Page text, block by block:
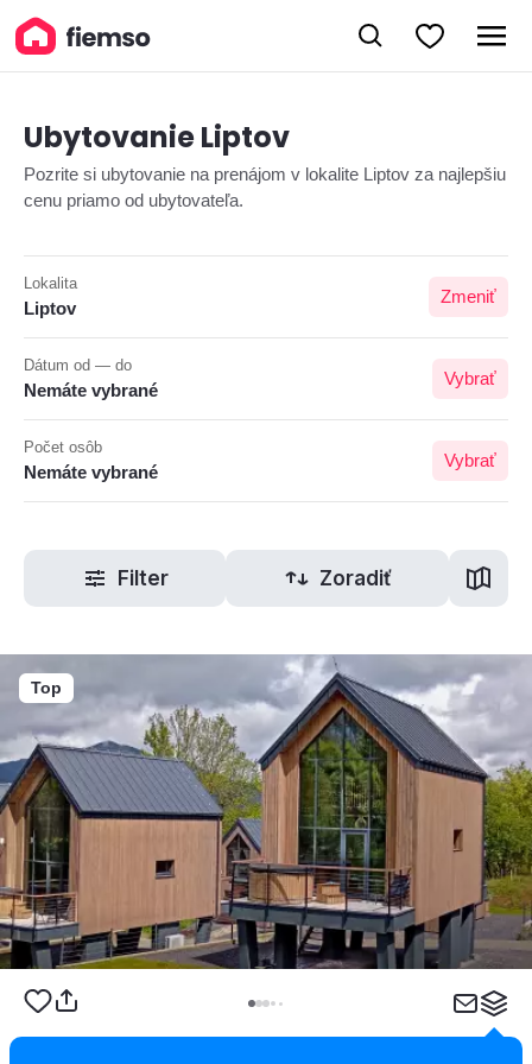
Ubytovanie Liptov
Pozrite si ubytovanie na prenájom v lokalite Liptov za najlepšiu
cenu priamo od ubytovateľa.
Lokalita
Liptov
Zmeniť
Dátum od — do
Nemáte vybrané
Vybrať
Počet osôb
Nemáte vybrané
Vybrať
Filter Zoradiť
Top